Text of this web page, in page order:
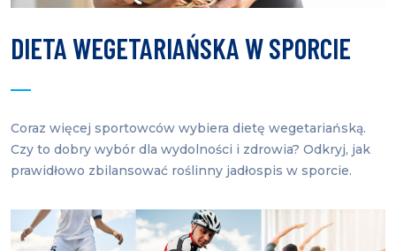
DIETA WEGETARIAŃSKA W SPORCIE
Coraz więcej sportowców wybiera dietę wegetariańską.
Czy to dobry wybór dla wydolności i zdrowia? Odkryj, jak
prawidłowo zbilansować roślinny jadłospis w sporcie.